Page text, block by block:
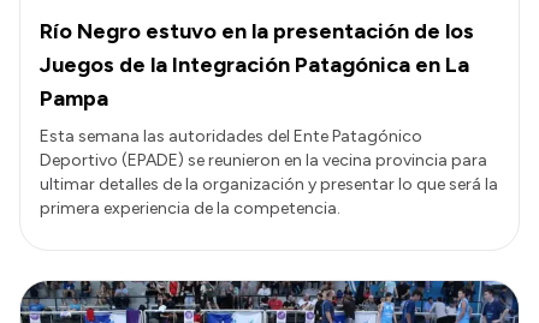
Río Negro estuvo en la presentación de los
Juegos de la Integración Patagónica en La
Pampa
Esta semana las autoridades del Ente Patagónico
Deportivo (EPADE) se reunieron en la vecina provincia para
ultimar detalles de la organización y presentar lo que será la
primera experiencia de la competencia.